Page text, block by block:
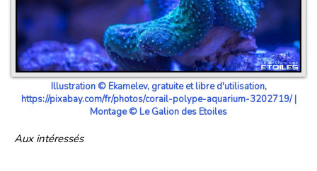
Illustration © Ekamelev, gratuite et libre d'utilisation,
https://pixabay.com/fr/photos/corail-polype-aquarium-3202719/ |
Montage © Le Galion des Etoiles
Aux intéressés